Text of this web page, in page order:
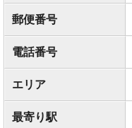
郵便番号
電話番号
エリア
最寄り駅